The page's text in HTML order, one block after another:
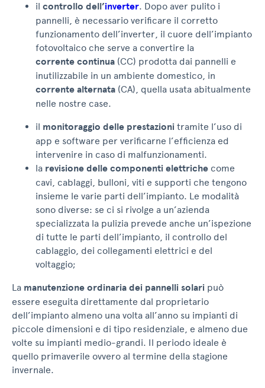
il controllo dell’inverter. Dopo aver pulito i
pannelli, è necessario verificare il corretto
funzionamento dell’inverter, il cuore dell’impianto
fotovoltaico che serve a convertire la
corrente continua (CC) prodotta dai pannelli e
inutilizzabile in un ambiente domestico, in
corrente alternata (CA), quella usata abitualmente
nelle nostre case.
il monitoraggio delle prestazioni tramite l’uso di
app e software per verificarne l’efficienza ed
intervenire in caso di malfunzionamenti.
la revisione delle componenti elettriche come
cavi, cablaggi, bulloni, viti e supporti che tengono
insieme le varie parti dell’impianto. Le modalità
sono diverse: se ci si rivolge a un’azienda
specializzata la pulizia prevede anche un’ispezione
di tutte le parti dell’impianto, il controllo del
cablaggio, dei collegamenti elettrici e del
voltaggio;
La manutenzione ordinaria dei pannelli solari può
essere eseguita direttamente dal proprietario
dell’impianto almeno una volta all’anno su impianti di
piccole dimensioni e di tipo residenziale, e almeno due
volte su impianti medio-grandi. Il periodo ideale è
quello primaverile ovvero al termine della stagione
invernale.